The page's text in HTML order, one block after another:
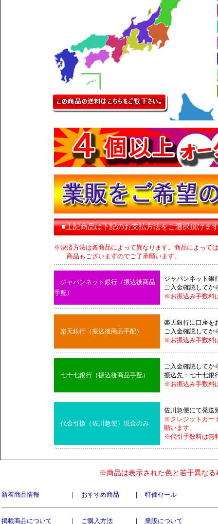
■上記商品は下記のお支払方法をご選択頂けま
※決済方法は各商品によって異なります。商品によって
商品もございますのでご了承願います。
ジャパンネット銀行（振込後商品
手配）
ジャパンネット銀
ご入金確認してか
※お振込み手数料
楽天銀行（振込後商品手配）
楽天銀行に口座を
ご入金確認してか
※お振込み手数料
七十七銀行（振込後商品手配）
ご入金確認してか
振込先：七十七銀
※お振込み手数料
代金引換（佐川急便）現金のみ
佐川急便にて発送
※クレジットカー
願います。
※代引手数料は無
※商品は表示された色と若干異な
新着商品情報 ｜ おすすめ商品 ｜ 特価セール
掲載商品について ｜ ご購入方法 ｜ 業販について